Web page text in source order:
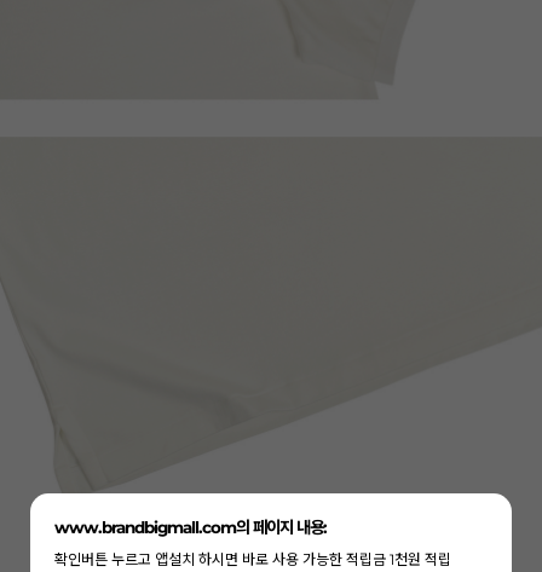
www.brandbigmall.com의 페이지 내용:
확인버튼 누르고 앱설치 하시면 바로 사용 가능한 적립금 1천원 적립